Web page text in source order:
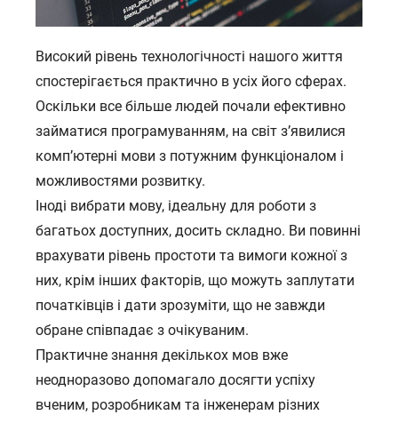
Високий рівень технологічності нашого життя
спостерігається практично в усіх його сферах.
Оскільки все більше людей почали ефективно
займатися програмуванням, на світ з’явилися
комп’ютерні мови з потужним функціоналом і
можливостями розвитку.
Іноді вибрати мову, ідеальну для роботи з
багатьох доступних, досить складно. Ви повинні
врахувати рівень простоти та вимоги кожної з
них, крім інших факторів, що можуть заплутати
початківців і дати зрозуміти, що не завжди
обране співпадає з очікуваним.
Практичне знання декількох мов вже
неодноразово допомагало досягти успіху
вченим, розробникам та інженерам різних